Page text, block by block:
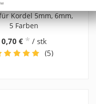
Kordel Endstück,
Kordel 5mm, 6mm,
5 Farben
0,70 € * / stk
(5)